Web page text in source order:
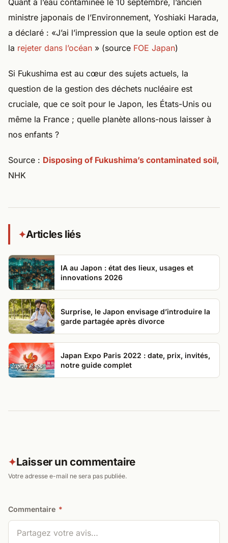
Quant à l’eau contaminée le 10 septembre, l’ancien
ministre japonais de l’Environnement, Yoshiaki Harada,
a déclaré : «J’ai l’impression que la seule option est de
la rejeter dans l’océan » (source FOE Japan)
Si Fukushima est au cœur des sujets actuels, la
question de la gestion des déchets nucléaire est
cruciale, que ce soit pour le Japon, les États-Unis ou
même la France ; quelle planète allons-nous laisser à
nos enfants ?
Source : Disposing of Fukushima’s contaminated soil,
NHK
✦Articles liés
IA au Japon : état des lieux, usages et
innovations 2026
Surprise, le Japon envisage d’introduire la
garde partagée après divorce
Japan Expo Paris 2022 : date, prix, invités,
notre guide complet
✦Laisser un commentaire
Votre adresse e-mail ne sera pas publiée.
Commentaire *